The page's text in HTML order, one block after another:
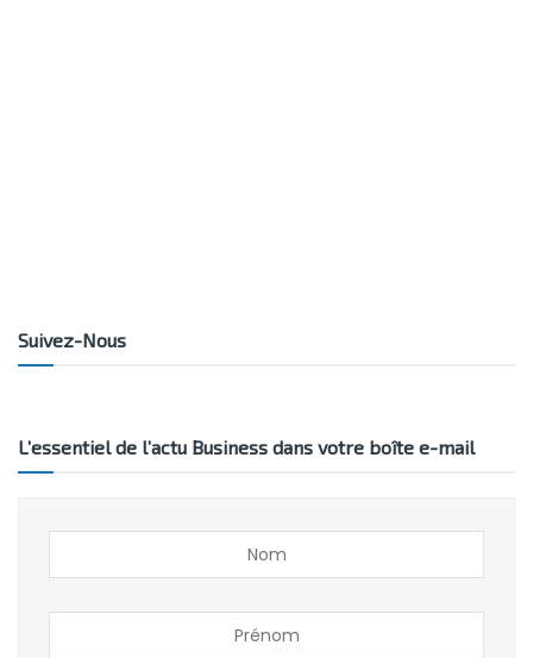
Suivez-Nous
L’essentiel de l’actu Business dans votre boîte e-mail